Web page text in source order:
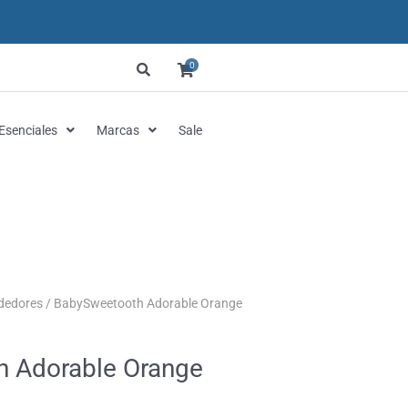
0
Esenciales Marcas Sale
/ BabySweetooth Adorable Orange
Adorable Orange